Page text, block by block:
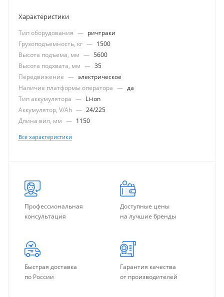
Характеристики
Тип оборудования — ричтраки
Грузоподъемность, кг — 1500
Высота подъема, мм — 5600
Высота подхвата, мм — 35
Передвижение — электрическое
Наличие платформы оператора — да
Тип аккумулятора — Li-ion
Аккумулятор, V/Ah — 24/225
Длина вил, мм — 1150
Все характеристики
Профессиональная
консультация
Доступные цены
на лучшие бренды
Быстрая доставка
по России
Гарантия качества
от производителей